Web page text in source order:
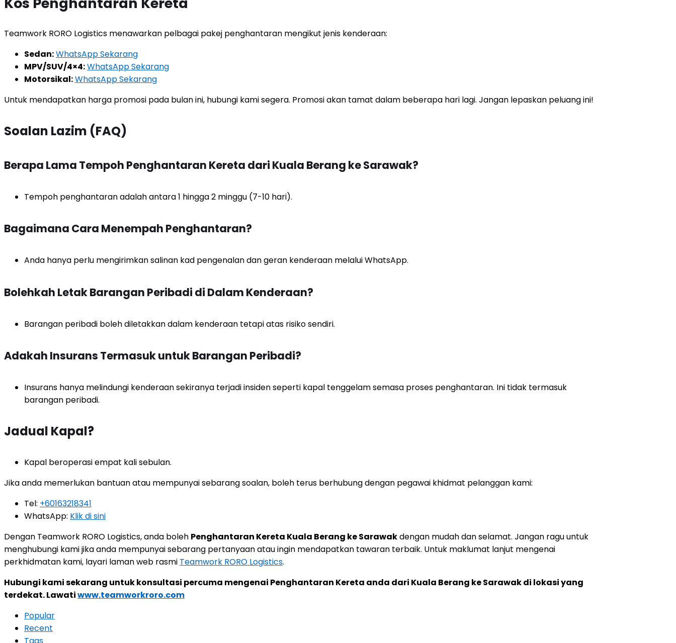
Teamwork RORO Logistics menawarkan pelbagai pakej penghantaran mengikut jenis kenderaan:
Sedan:WhatsApp Sekarang
MPV/SUV/4×4:WhatsApp Sekarang
Motorsikal:WhatsApp Sekarang
Untuk mendapatkan harga promosi pada bulan ini, hubungi kami segera. Promosi akan tamat dalam beberapa hari lagi. Jangan lepaskan peluang ini!
Soalan Lazim (FAQ)
Berapa Lama Tempoh Penghantaran Kereta dari Kuala Berang ke Sarawak?
Tempoh penghantaran adalah antara 1 hingga 2 minggu (7-10 hari).
Bagaimana Cara Menempah Penghantaran?
Anda hanya perlu mengirimkan salinan kad pengenalan dan geran kenderaan melalui WhatsApp.
Bolehkah Letak Barangan Peribadi di Dalam Kenderaan?
Barangan peribadi boleh diletakkan dalam kenderaan tetapi atas risiko sendiri.
Adakah Insurans Termasuk untuk Barangan Peribadi?
Insurans hanya melindungi kenderaan sekiranya terjadi insiden seperti kapal tenggelam semasa proses penghantaran. Ini tidak termasuk
barangan peribadi.
Jadual Kapal?
Kapal beroperasi empat kali sebulan.
Jika anda memerlukan bantuan atau mempunyai sebarang soalan, boleh terus berhubung dengan pegawai khidmat pelanggan kami:
Tel: +60163218341
WhatsApp: Klik di sini
Dengan Teamwork RORO Logistics, anda boleh Penghantaran Kereta Kuala Berang ke Sarawakdengan mudah dan selamat. Jangan ragu untuk
menghubungi kami jika anda mempunyai sebarang pertanyaan atau ingin mendapatkan tawaran terbaik. Untuk maklumat lanjut mengenai
perkhidmatan kami, layari laman web rasmi Teamwork RORO Logistics.
Hubungi kami sekarang untuk konsultasi percuma mengenai Penghantaran Kereta anda dari Kuala Berang ke Sarawak di lokasi yang
terdekat. Lawatiwww.teamworkroro.com
Popular
Recent
Tags